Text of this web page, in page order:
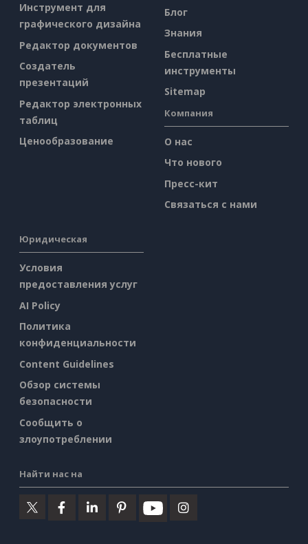
Инструмент для
графического дизайна
Редактор документов
Создатель
презентаций
Редактор электронных
таблиц
Ценообразование
Блог
Знания
Бесплатные
инструменты
Sitemap
Компания
О нас
Что нового
Пресс-кит
Связаться с нами
Юридическая
Условия
предоставления услуг
AI Policy
Политика
конфиденциальности
Content Guidelines
Обзор системы
безопасности
Сообщить о
злоупотреблении
Найти нас на